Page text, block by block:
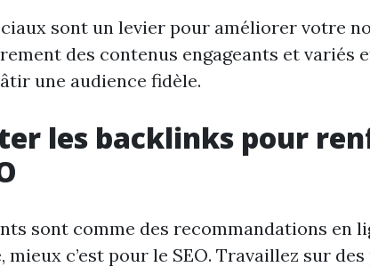
sont un levier pour améliorer votre
des contenus engageants et variés
une audience fidèle.
les backlinks pour
sont comme des recommandations en
mieux c’est pour le SEO. Travaillez sur